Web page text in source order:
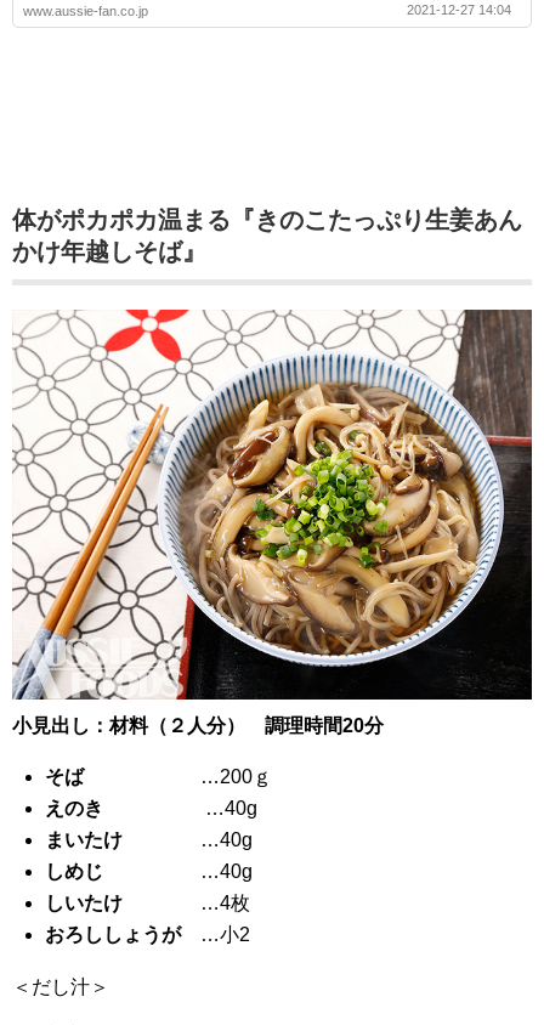
www.aussie-fan.co.jp 2021-12-27 14:04
体がポカポカ温まる『きのこたっぷり生姜あん
かけ年越しそば』
小見出し：材料（２人分） 調理時間20分
そば…200ｇ
えのき
…40g
まいたけ …40g
しめじ …40g
しいたけ …4枚
おろししょうが…小2
＜だし汁＞